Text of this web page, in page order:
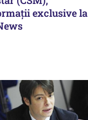
exclusive la